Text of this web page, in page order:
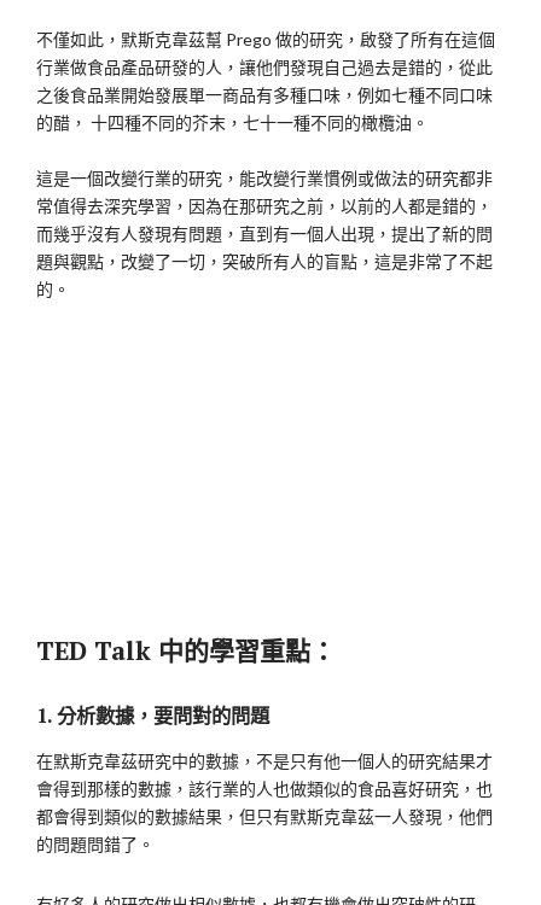
不僅如此，默斯克韋茲幫 Prego 做的研究，啟發了所有在這個
行業做食品產品研發的人，讓他們發現自己過去是錯的，從此
之後食品業開始發展單一商品有多種口味，例如七種不同口味
的醋， 十四種不同的芥末，七十一種不同的橄欖油。
這是一個改變行業的研究，能改變行業慣例或做法的研究都非
常值得去深究學習，因為在那研究之前，以前的人都是錯的，
而幾乎沒有人發現有問題，直到有一個人出現，提出了新的問
題與觀點，改變了一切，突破所有人的盲點，這是非常了不起
的。
TED Talk 中的學習重點：
1. 分析數據，要問對的問題
在默斯克韋茲研究中的數據，不是只有他一個人的研究結果才
會得到那樣的數據，該行業的人也做類似的食品喜好研究，也
都會得到類似的數據結果，但只有默斯克韋茲一人發現，他們
的問題問錯了。